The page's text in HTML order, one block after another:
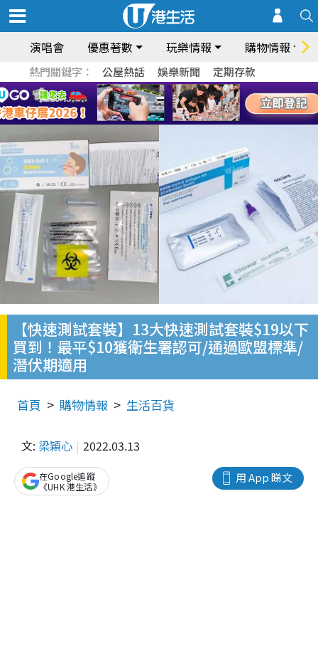
演唱會 優惠著數 玩樂情報 購物情報
熱門關鍵字： 公屋熱話 娛樂新聞 定期存款
【快速測試套裝】13大快速測試套裝$19以下
買到！最平$10獲衛生署認可/通過歐盟標準/
潛伏期適用
首頁 購物情報 生活百貨
文: 梁穎心 2022.03.13
用 App 睇文
在Google追蹤
《UHK 港生活》